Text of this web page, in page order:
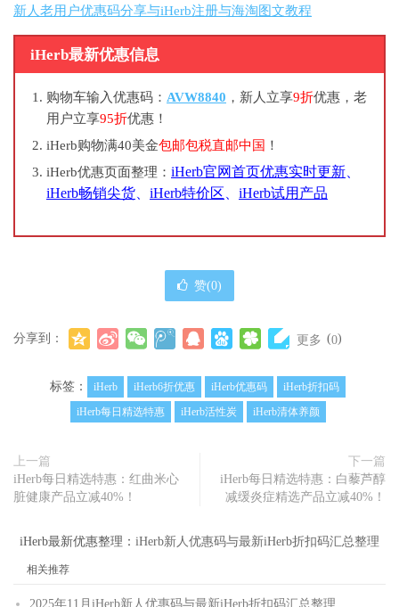
新人老用户优惠码分享与iHerb注册与海淘图文教程
iHerb最新优惠信息
购物车输入优惠码： AVW8840 ，新人立享9折优惠，老
用户立享95折优惠！
iHerb购物满40美金包邮包税直邮中国 ！
iHerb优惠页面整理： iHerb官网首页优惠实时更新
iHerb畅销尖货
iHerb特价区 iHerb试用产品
赞(0)
分享到： 更多 (0)
标签： iHerb iHerb6折优惠 iHerb优惠码
iHerb折扣码
iHerb每日精选特惠
iHerb活性炭 iHerb清体养颜
上一篇
iHerb每日精选特惠：红曲米心
脏健康产品立减40%！
下一篇
iHerb每日精选特惠：白藜芦醇
减缓炎症精选产品立减40%！
iHerb最新优惠整理： iHerb新人优惠码与最新iHerb折扣码汇总整理
相关推荐
2025年11月iHerb新人优惠码与最新iHerb折扣码汇总整理